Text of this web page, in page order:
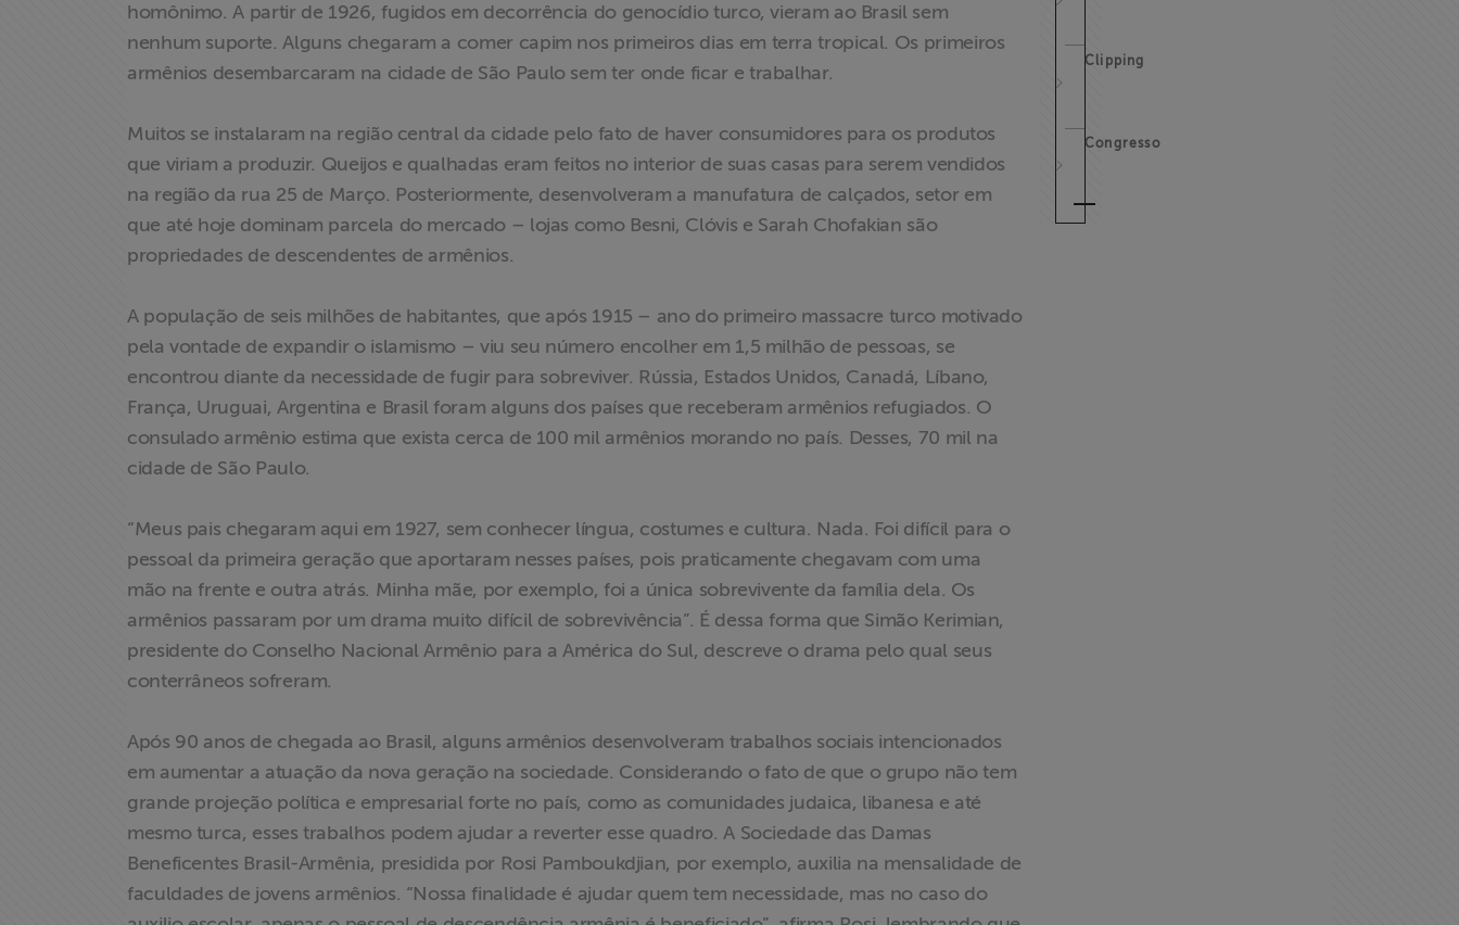
Proteção Legal
homônimo. A partir de 1926, fugidos em decorrência do genocídio turco, vieram ao Brasil sem
nenhum suporte. Alguns chegaram a comer capim nos primeiros dias em terra tropical. Os primeiros
armênios desembarcaram na cidade de São Paulo sem ter onde ficar e trabalhar.
Muitos se instalaram na região central da cidade pelo fato de haver consumidores para os produtos
que viriam a produzir. Queijos e qualhadas eram feitos no interior de suas casas para serem vendidos
na região da rua 25 de Março. Posteriormente, desenvolveram a manufatura de calçados, setor em
que até hoje dominam parcela do mercado – lojas como Besni, Clóvis e Sarah Chofakian são
propriedades de descendentes de armênios.
A população de seis milhões de habitantes, que após 1915 – ano do primeiro massacre turco motivado
pela vontade de expandir o islamismo – viu seu número encolher em 1,5 milhão de pessoas, se
encontrou diante da necessidade de fugir para sobreviver. Rússia, Estados Unidos, Canadá, Líbano,
França, Uruguai, Argentina e Brasil foram alguns dos países que receberam armênios refugiados. O
consulado armênio estima que exista cerca de 100 mil armênios morando no país. Desses, 70 mil na
cidade de São Paulo.
“Meus pais chegaram aqui em 1927, sem conhecer língua, costumes e cultura. Nada. Foi difícil para o
pessoal da primeira geração que aportaram nesses países, pois praticamente chegavam com uma
mão na frente e outra atrás. Minha mãe, por exemplo, foi a única sobrevivente da família dela. Os
armênios passaram por um drama muito difícil de sobrevivência”. É dessa forma que Simão Kerimian,
presidente do Conselho Nacional Armênio para a América do Sul, descreve o drama pelo qual seus
conterrâneos sofreram.
Após 90 anos de chegada ao Brasil, alguns armênios desenvolveram trabalhos sociais intencionados
em aumentar a atuação da nova geração na sociedade. Considerando o fato de que o grupo não tem
grande projeção política e empresarial forte no país, como as comunidades judaica, libanesa e até
mesmo turca, esses trabalhos podem ajudar a reverter esse quadro. A Sociedade das Damas
Beneficentes Brasil-Armênia, presidida por Rosi Pamboukdjian, por exemplo, auxilia na mensalidade de
faculdades de jovens armênios. “Nossa finalidade é ajudar quem tem necessidade, mas no caso do
Clipping
Congresso